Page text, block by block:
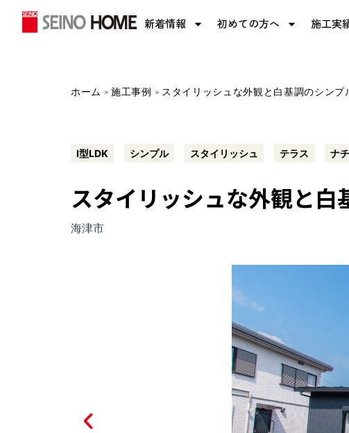
新着情報 初めての方へ 施工実
ホーム »施工事例 » スタイリッシュな外観と白基調のシンプ
I型LDK シンプル スタイリッシュ テラス ナ
スタイリッシュな外観と白
海津市